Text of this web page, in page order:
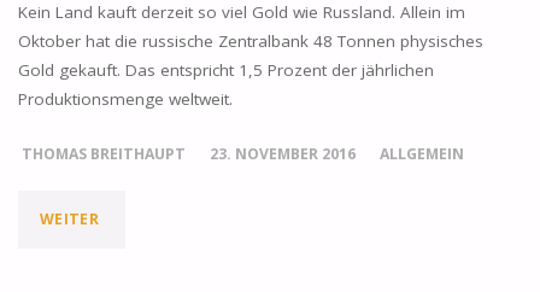
Kein Land kauft derzeit so viel Gold wie Russland. Allein im
Oktober hat die russische Zentralbank 48 Tonnen physisches
Gold gekauft. Das entspricht 1,5 Prozent der jährlichen
Produktionsmenge weltweit.
THOMAS BREITHAUPT 23. NOVEMBER 2016 ALLGEMEIN
WEITER"RUSSISCHE